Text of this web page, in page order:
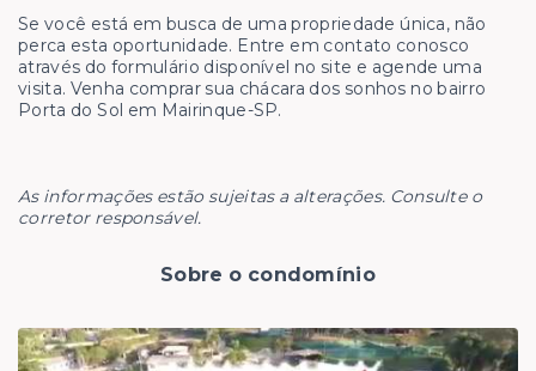
Se você está em busca de uma propriedade única, não
perca esta oportunidade. Entre em contato conosco
através do formulário disponível no site e agende uma
visita. Venha comprar sua chácara dos sonhos no bairro
Porta do Sol em Mairinque-SP.
As informações estão sujeitas a alterações. Consulte o
corretor responsável.
Sobre o condomínio